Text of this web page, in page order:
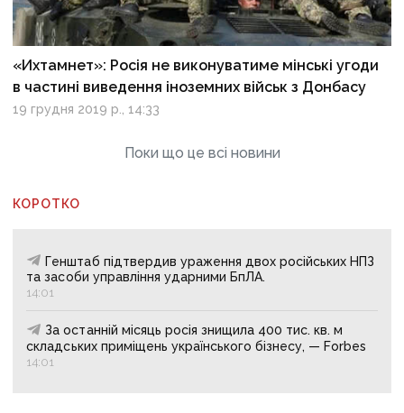
«Ихтамнет»: Росія не виконуватиме мінські угоди
в частині виведення іноземних військ з Донбасу
19 грудня 2019 р., 14:33
Поки що це всі новини
КОРОТКО
Генштаб підтвердив ураження двох російських НПЗ
та засоби управління ударними БпЛА.
14:01
За останній місяць росія знищила 400 тис. кв. м
складських приміщень українського бізнесу, — Forbes
14:01